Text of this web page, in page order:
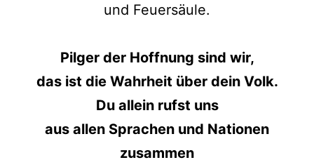
und Feuersäule.
Pilger der Hoffnung sind wir,
das ist die Wahrheit über dein Volk.
Du allein rufst uns
aus allen Sprachen und Nationen
zusammen